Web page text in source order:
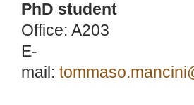
PhD student
Office: A203
E-
mail: